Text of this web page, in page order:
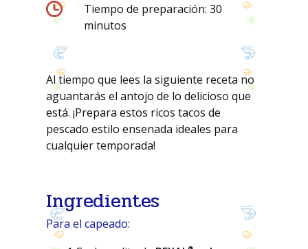
Tiempo de preparación: 30
minutos
Al tiempo que lees la siguiente receta no
aguantarás el antojo de lo delicioso que
está. ¡Prepara estos ricos tacos de
pescado estilo ensenada ideales para
cualquier temporada!
Ingredientes
Para el capeado: